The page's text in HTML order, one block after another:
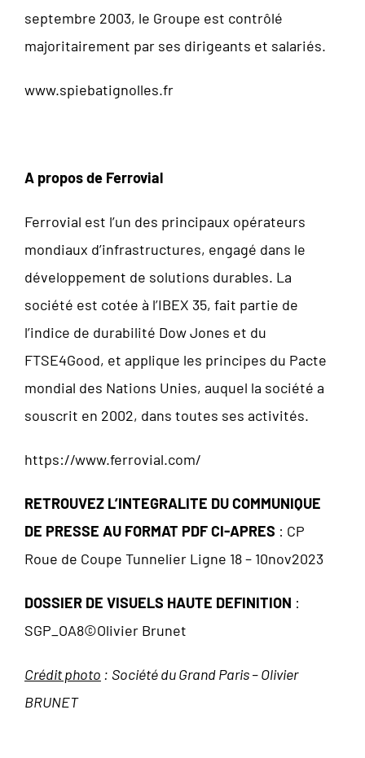
septembre 2003, le Groupe est contrôlé
majoritairement par ses dirigeants et salariés.
www.spiebatignolles.fr
A propos de Ferrovial
Ferrovial est l’un des principaux opérateurs
mondiaux d’infrastructures, engagé dans le
développement de solutions durables. La
société est cotée à l’IBEX 35, fait partie de
l’indice de durabilité Dow Jones et du
FTSE4Good, et applique les principes du Pacte
mondial des Nations Unies, auquel la société a
souscrit en 2002, dans toutes ses activités.
https://www.ferrovial.com/
RETROUVEZ L’INTEGRALITE DU COMMUNIQUE
DE PRESSE AU FORMAT PDF CI-APRES : CP
Roue de Coupe Tunnelier Ligne 18 – 10nov2023
DOSSIER DE VISUELS HAUTE DEFINITION :
SGP_OA8©Olivier Brunet
Crédit photo : Société du Grand Paris – Olivier
BRUNET